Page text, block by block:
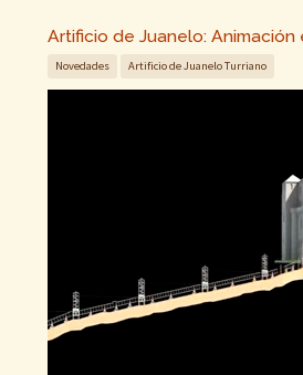
Artificio de Juanelo: Animación
Novedades Artificio de Juanelo Turriano